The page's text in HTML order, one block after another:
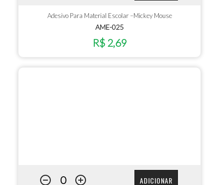
Adesivo Para Material Escolar –Mickey Mouse
AME-025
R$ 2,69
ADICIONAR